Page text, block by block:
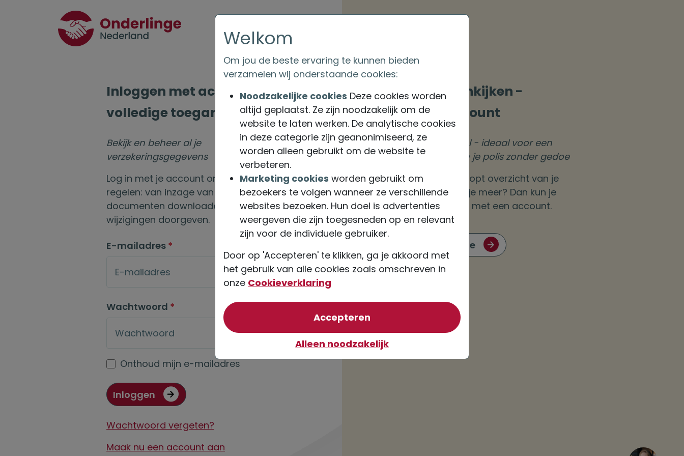
Inloggen met account -
volledige toegang
Bekijk en beheer al je
verzekeringsgegevens
Log in met je account om alles te
regelen: van inzage van je gegevens,
documenten downloaden tot
wijzigingen doorgeven.
E-mailadres *
Wachtwoord *
Onthoud mijn e-mailadres
Inloggen
Wachtwoord vergeten?
Maak nu een account aan
Snel binnenkijken -
zonder account
Makkelijk en snel - ideaal voor een
korte check van je polis zonder gedoe
Je ziet een beknopt overzicht van je
verzekering. Wil je meer? Dan kun je
alsnog inloggen met een account.
Neem een kijkje
Welkom
Om jou de beste ervaring te kunnen bieden
verzamelen wij onderstaande cookies:
Noodzakelijke cookies Deze cookies worden
altijd geplaatst. Ze zijn noodzakelijk om de
website te laten werken. De analytische cookies
in deze categorie zijn geanonimiseerd, ze
worden alleen gebruikt om de website te
verbeteren.
Marketing cookies worden gebruikt om
bezoekers te volgen wanneer ze verschillende
websites bezoeken. Hun doel is advertenties
weergeven die zijn toegesneden op en relevant
zijn voor de individuele gebruiker.
Door op 'Accepteren' te klikken, ga je akkoord met
het gebruik van alle cookies zoals omschreven in
onze Cookieverklaring
Accepteren van optionele cookies
Alleen noodzakelijk